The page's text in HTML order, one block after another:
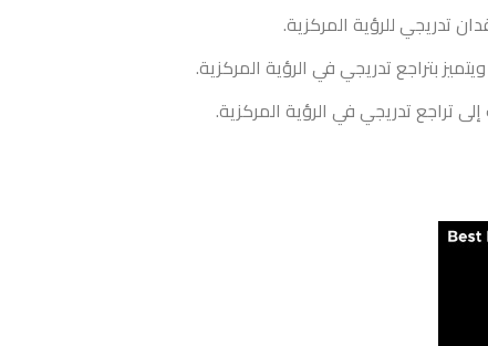
تدريجي للرؤية المركزية.
بتراجع تدريجي في الرؤية المركزية.
تراجع تدريجي في الرؤية المركزية.